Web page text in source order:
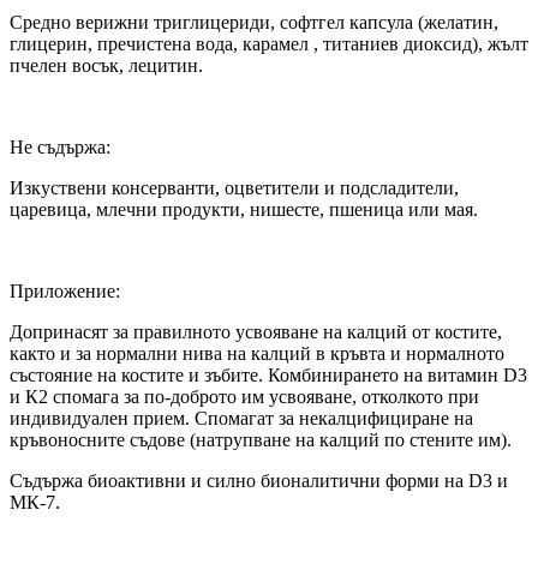
Средно верижни триглицериди, софтгел капсула (желатин,
глицерин, пречистена вода, карамел , титаниев диоксид), жълт
пчелен восък, лецитин.
Не съдържа:
Изкуствени консерванти, оцветители и подсладители,
царевица, млечни продукти, нишесте, пшеница или мая.
Приложение:
Допринасят за правилното усвояване на калций от костите,
както и за нормални нива на калций в кръвта и нормалното
състояние на костите и зъбите. Комбинирането на витамин D3
и К2 спомага за по-доброто им усвояване, отколкото при
индивидуален прием. Спомагат за некалцифициране на
кръвоносните съдове (натрупване на калций по стените им).
Съдържа биоактивни и силно бионалитични форми на D3 и
МК-7.